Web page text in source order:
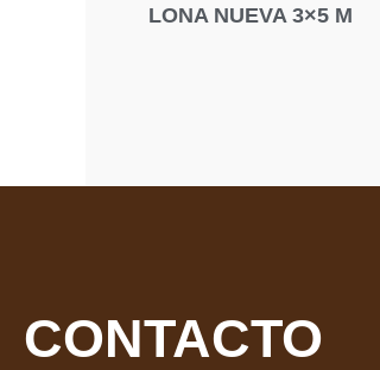
LONA NUEVA 3×5 M
CONTACTO